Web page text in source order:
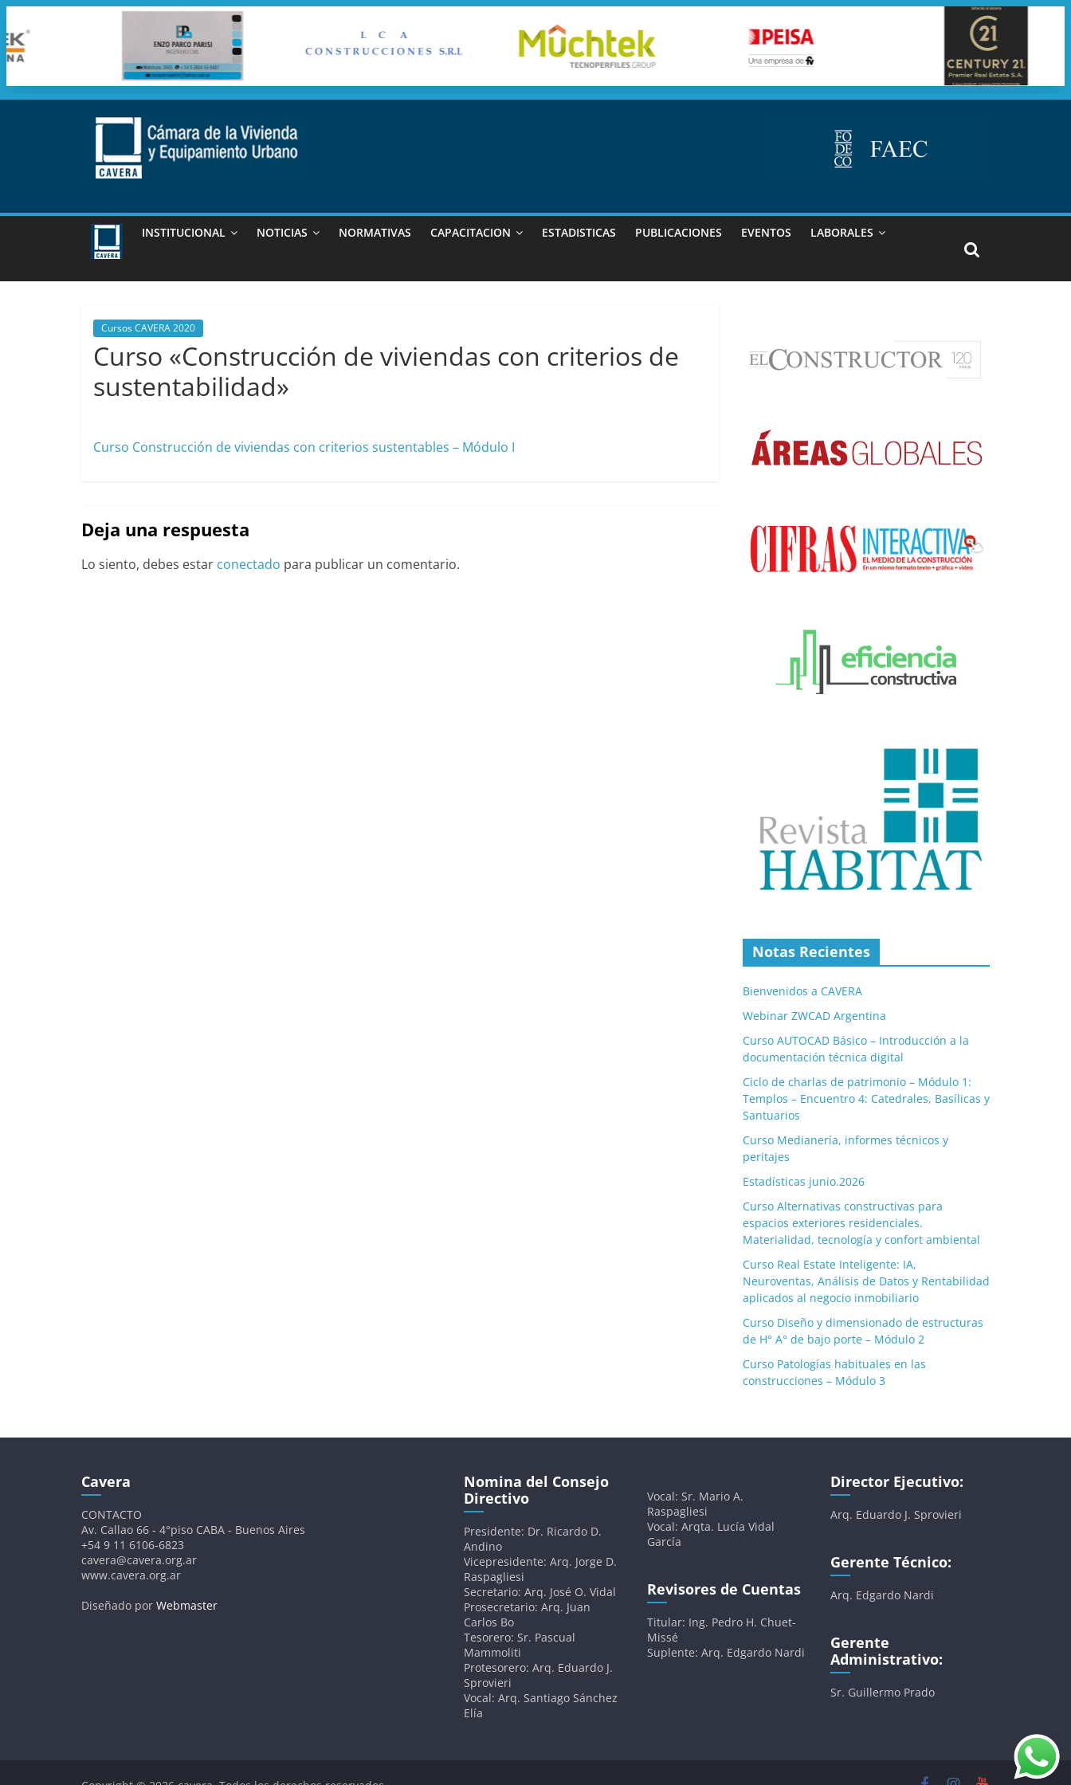
cavera
de
vivienda
INSTITUCIONAL NOTICIAS NORMATIVAS CAPACITACION ESTADISTICAS PUBLICACIONES EVENTOS LABORALES
Cursos CAVERA 2020
Curso «Construcción de viviendas con criterios de
sustentabilidad»
Curso Construcción de viviendas con criterios sustentables – Módulo I
Deja una respuesta
Lo siento, debes estar conectado para publicar un comentario.
Notas Recientes
Bienvenidos a CAVERA
Webinar ZWCAD Argentina
Curso AUTOCAD Básico – Introducción a la
documentación técnica digital
Ciclo de charlas de patrimonio – Módulo 1:
Templos – Encuentro 4: Catedrales, Basílicas y
Santuarios
Curso Medianería, informes técnicos y
peritajes
Estadísticas junio.2026
Curso Alternativas constructivas para
espacios exteriores residenciales.
Materialidad, tecnología y confort ambiental
Curso Real Estate Inteligente: IA,
Neuroventas, Análisis de Datos y Rentabilidad
aplicados al negocio inmobiliario
Curso Diseño y dimensionado de estructuras
de H° A° de bajo porte – Módulo 2
Curso Patologías habituales en las
construcciones – Módulo 3
Cavera
CONTACTO
Av. Callao 66 - 4°piso CABA - Buenos Aires
+54 9 11 6106-6823
cavera@cavera.org.ar
www.cavera.org.ar
Diseñado por Webmaster
Nomina del Consejo
Directivo
Presidente: Dr. Ricardo D.
Andino
Vicepresidente: Arq. Jorge D.
Raspagliesi
Secretario: Arq. José O. Vidal
Prosecretario: Arq. Juan
Carlos Bo
Tesorero: Sr. Pascual
Mammoliti
Protesorero: Arq. Eduardo J.
Sprovieri
Vocal: Arq. Santiago Sánchez
Elía
Vocal: Sr. Mario A.
Raspagliesi
Vocal: Arqta. Lucía Vidal
García
Revisores de Cuentas
Titular: Ing. Pedro H. Chuet-
Missé
Suplente: Arq. Edgardo Nardi
Director Ejecutivo:
Arq. Eduardo J. Sprovieri
Gerente Técnico:
Arq. Edgardo Nardi
Gerente
Administrativo:
Sr. Guillermo Prado